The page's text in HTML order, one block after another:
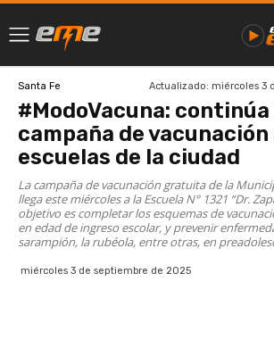
Santa Fe Actualizado: miércoles 3
#ModoVacuna: continúa
campaña de vacunación
escuelas de la ciudad
La campaña de vacunación gratuita de la
llega este miércoles a la Escuela N° 1321 “Dr.
objetivo es completar los esquemas de
en edad de ingreso escolar, y prevenir
sarampión, la rubéola, entre otras, en
miércoles 3 de septiembre de 2025